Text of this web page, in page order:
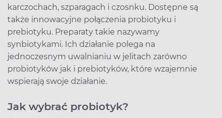
karczochach, szparagach i czosnku. Dostępne są
także innowacyjne połączenia probiotyku i
prebiotyku. Preparaty takie nazywamy
synbiotykami. Ich działanie polega na
jednoczesnym uwalnianiu w jelitach zarówno
probiotyków jak i prebiotyków, które wzajemnie
wspierają swoje działanie.
Jak wybrać probiotyk?